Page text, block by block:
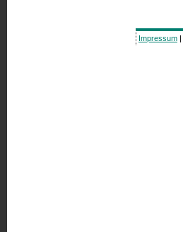
Impressum |